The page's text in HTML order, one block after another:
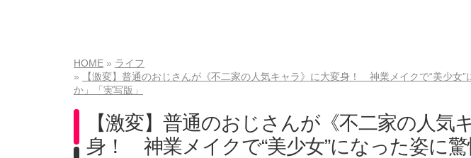
HOME
ライフ
【激変】普通のおじさんが《不二家の人気キャラ》に大変身！ 神業メイクで“美少女”
か」「実写版」
【激変】普通のおじさんが《不二家の人気
身！ 神業メイクで“美少女”になった姿に驚